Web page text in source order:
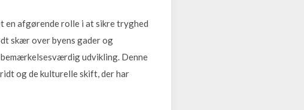
en afgørende rolle i at sikre tryghed
skær over byens gader og
udvikling. Denne
og de kulturelle skift, der har